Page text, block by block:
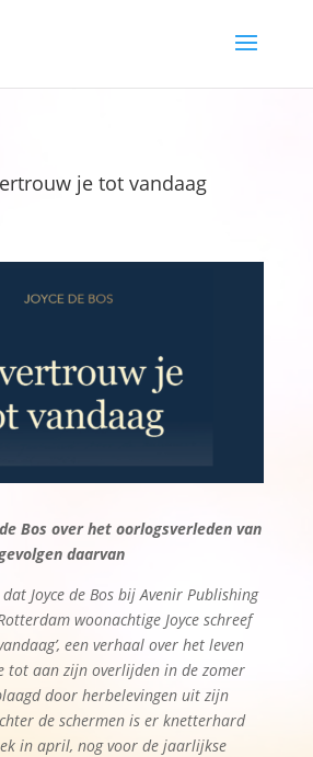
je tot vandaag
Bos over het oorlogsverleden van
daarvan
Joyce de Bos bij Avenir Publishing
woonachtige Joyce schreef
een verhaal over het leven
tot aan zijn overlijden in de zomer
door herbelevingen uit zijn
de schermen is er knetterhard
in april, nog voor de jaarlijkse